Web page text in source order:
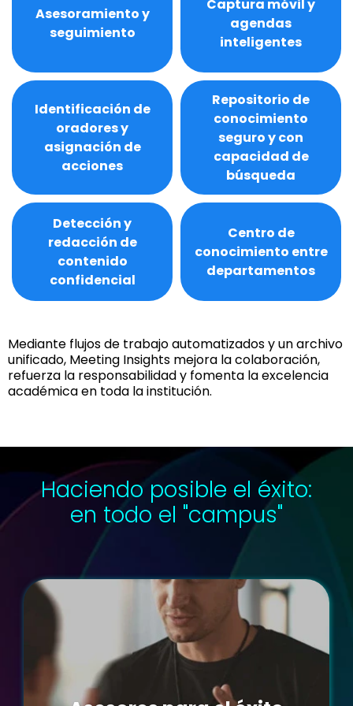
Asesoramiento y
seguimiento
Captura móvil y
agendas
inteligentes
Identificación de
oradores y
asignación de
acciones
Repositorio de
conocimiento
seguro y con
capacidad de
búsqueda
Detección y
redacción de
contenido
confidencial
Centro de
conocimiento entre
departamentos
Mediante flujos de trabajo automatizados y un archivo
unificado, Meeting Insights mejora la colaboración,
refuerza la responsabilidad y fomenta la excelencia
académica en toda la institución.
Haciendo posible el éxito:
en todo el "campus"